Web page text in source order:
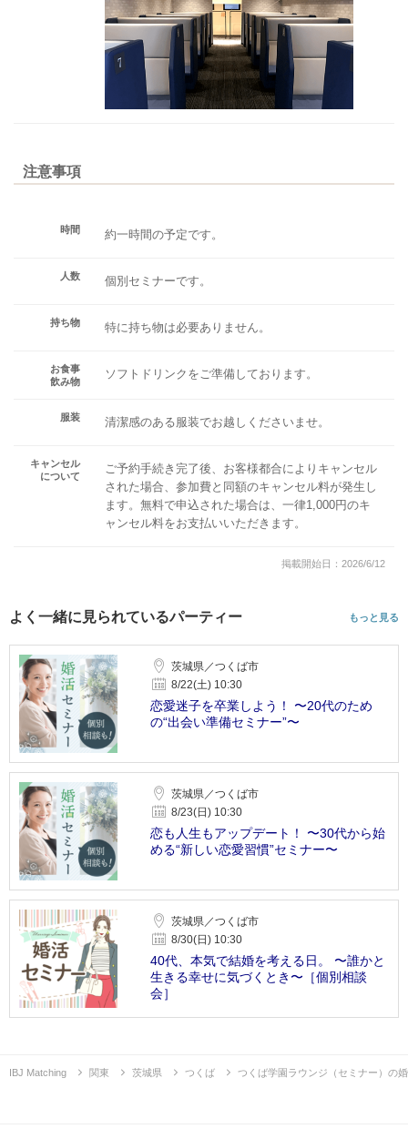
注意事項
時間 約一時間の予定です。
人数 個別セミナーです。
持ち物 特に持ち物は必要ありません。
お食事
飲み物
ソフトドリンクをご準備しております。
服装 清潔感のある服装でお越しくださいませ。
キャンセル
について
ご予約手続き完了後、お客様都合によりキャンセル
された場合、参加費と同額のキャンセル料が発生し
ます。無料で申込された場合は、一律1,000円のキ
ャンセル料をお支払いいただきます。
掲載開始日：2026/6/12
よく一緒に見られているパーティー もっと見る
茨城県／つくば市
8/22(土) 10:30
恋愛迷子を卒業しよう！ 〜20代のため
の“出会い準備セミナー”〜
茨城県／つくば市
8/23(日) 10:30
恋も人生もアップデート！ 〜30代から始
める“新しい恋愛習慣”セミナー〜
茨城県／つくば市
8/30(日) 10:30
40代、本気で結婚を考える日。 〜誰かと
生きる幸せに気づくとき〜［個別相談
会］
IBJ Matching 関東 茨城県 つくば つくば学園ラウンジ（セミナー）の